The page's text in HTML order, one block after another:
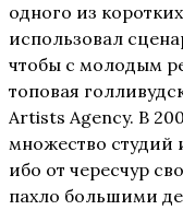
одного из
использовал
чтобы с молодым
топовая
Artists Agency. В
множество студий
ибо от чересчур
пахло большими